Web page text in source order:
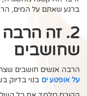
ברגע שאתם על המים,
2. זה הרבה
שחושבים
הרבה אנשים חושבים
על אופנוע יםבנוי בדיוק